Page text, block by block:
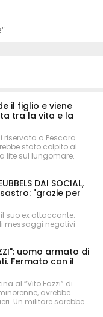
il figlio e viene
tra la vita e la
riservata a Pescara
stato colpito al
lite sul lungomare.
DAI SOCIAL,
"grazie per
suo ex attaccante.
messaggi negativi
uomo armato di
Fermato con il
al “Vito Fazzi” di
avrebbe
Un militare sarebbe